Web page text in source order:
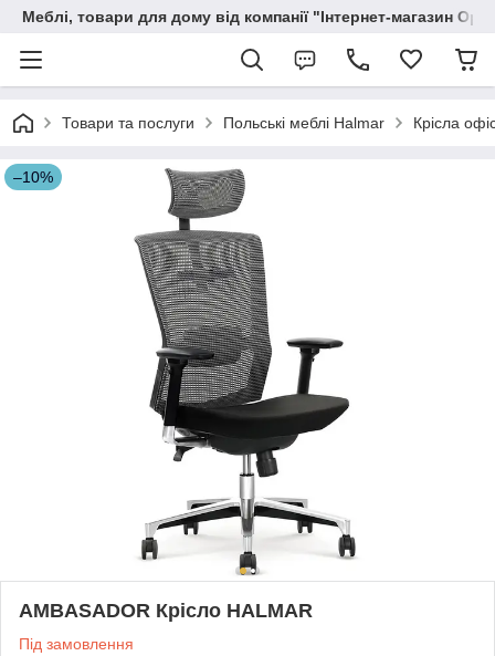
Меблі, товари для дому від компанії "Інтернет-магазин
Товари та послуги Польські меблі Halmar Крісла
–10%
AMBASADOR Крісло HALMAR
Під замовлення